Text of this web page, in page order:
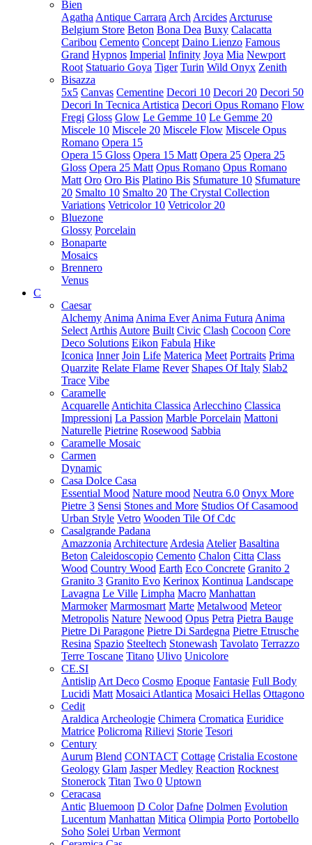
Bien
Agatha Antique Carrara Arch Arcides Arcturuse
Belgium Store Beton Bona Dea Buxy Calacatta
Caribou Cemento Concept Daino Lienzo Famous
Grand Hypnos Imperial Infinity Joya Mia Newport
Root Statuario Goya Tiger Turin Wild Onyx Zenith
Bisazza
5x5 Canvas Cementine Decori 10 Decori 20 Decori 50
Decori In Tecnica Artistica Decori Opus Romano Flow
Fregi Gloss Glow Le Gemme 10 Le Gemme 20
Miscele 10 Miscele 20 Miscele Flow Miscele Opus
Romano Opera 15
Opera 15 Gloss Opera 15 Matt Opera 25 Opera 25
Gloss Opera 25 Matt Opus Romano Opus Romano
Matt Oro Oro Bis Platino Bis Sfumature 10 Sfumature
20 Smalto 10 Smalto 20 The Crystal Collection
Variations Vetricolor 10 Vetricolor 20
Bluezone
Glossy Porcelain
Bonaparte
Mosaics
Brennero
Venus
C
Caesar
Alchemy Anima Anima Ever Anima Futura Anima
Select Arthis Autore Built Civic Clash Cocoon Core
Deco Solutions Eikon Fabula Hike
Iconica Inner Join Life Materica Meet Portraits Prima
Quarzite Relate Flame Rever Shapes Of Italy Slab2
Trace Vibe
Caramelle
Acquarelle Antichita Classica Arlecchino Classica
Impressioni La Passion Marble Porcelain Mattoni
Naturelle Pietrine Rosewood Sabbia
Caramelle Mosaic
Carmen
Dynamic
Casa Dolce Casa
Essential Mood Nature mood Neutra 6.0 Onyx More
Pietre 3 Sensi Stones and More Studios Of Casamood
Urban Style Vetro Wooden Tile Of Cdc
Casalgrande Padana
Amazzonia Architecture Ardesia Atelier Basaltina
Beton Caleidoscopio Cemento Chalon Citta Class
Wood Country Wood Earth Eco Concrete Granito 2
Granito 3 Granito Evo Kerinox Kontinua Landscape
Lavagna Le Ville Limpha Macro Manhattan
Marmoker Marmosmart Marte Metalwood Meteor
Metropolis Nature Newood Opus Petra Pietra Bauge
Pietre Di Paragone Pietre Di Sardegna Pietre Etrusche
Resina Spazio Steeltech Stonewash Tavolato Terrazzo
Terre Toscane Titano Ulivo Unicolore
CE.SI
Antislip Art Deco Cosmo Epoque Fantasie Full Body
Lucidi Matt Mosaici Atlantica Mosaici Hellas Ottagono
Cedit
Araldica Archeologie Chimera Cromatica Euridice
Matrice Policroma Rilievi Storie Tesori
Century
Aurum Blend CONTACT Cottage Cristalia Ecostone
Geology Glam Jasper Medley Reaction Rocknest
Stonerock Titan Two 0 Uptown
Ceracasa
Antic Bluemoon D Color Dafne Dolmen Evolution
Lucentum Manhattan Mitica Olimpia Porto Portobello
Soho Solei Urban Vermont